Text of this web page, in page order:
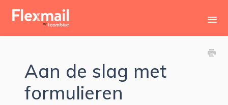
Aan de slag met
formulieren